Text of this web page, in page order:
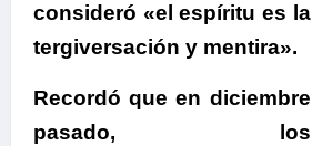
consideró «el espíritu es la
tergiversación y mentira».
Recordó que en diciembre
pasado, los